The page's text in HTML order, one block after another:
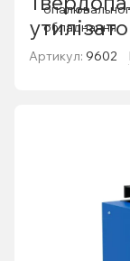
Артикул: 9602